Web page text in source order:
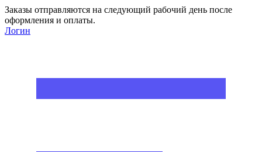
Заказы отправляются на следующий рабочий день после
оформления и оплаты.
Логин